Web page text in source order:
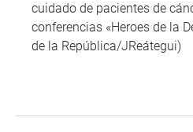
cuidado de pacientes de
conferencias «Heroes de la
de la República/JReátegui)